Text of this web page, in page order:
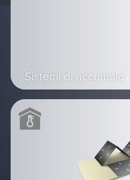
Sistemi di accumulo